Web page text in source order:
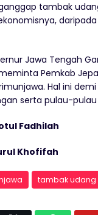
tambak
Jawa Tengah
Pemkab
Hal ini
serta pulau-
Fadhilah
Khofifah
tambak udang